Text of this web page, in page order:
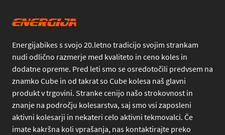
Energijabikes s svojo 20.letno tradicijo svojim strankam
nudi odlično razmerje med kvaliteto in ceno koles in
dodatne opreme. Pred leti smo se osredotočili predvsem na
znamko Cube in od takrat so Cube kolesa naš glavni
produkt v trgovini. Stranke cenijo našo strokovnost in
znanje na področju kolesarstva, saj smo vsi zaposleni
aktivni kolesarji in nekateri celo aktivni tekmovalci. Če
imate kakršna koli vprašanja, nas kontaktirajte preko